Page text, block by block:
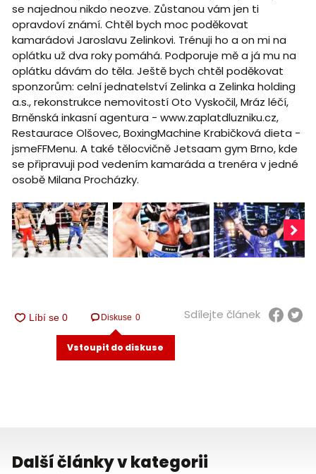
se najednou nikdo neozve. Zůstanou vám jen ti
opravdoví známí. Chtěl bych moc poděkovat
kamarádovi Jaroslavu Zelinkovi. Trénuji ho a on mi na
oplátku už dva roky pomáhá. Podporuje mě a já mu na
oplátku dávám do těla. Ještě bych chtěl poděkovat
sponzorům: celní jednatelství Zelinka a Zelinka holding
a.s., rekonstrukce nemovitostí Oto Vyskočil, Mráz léčí,
Brněnská inkasní agentura - www.zaplatdluzniku.cz,
Restaurace Olšovec, BoxingMachine Krabičková dieta -
jsmeFFMenu. A také tělocvičně Jetsaam gym Brno, kde
se připravuji pod vedením kamaráda a trenéra v jedné
osobě Milana Procházky.
Diskuse 0
Vstoupit do diskuse
Sdílejte článek
Další články v kategorii